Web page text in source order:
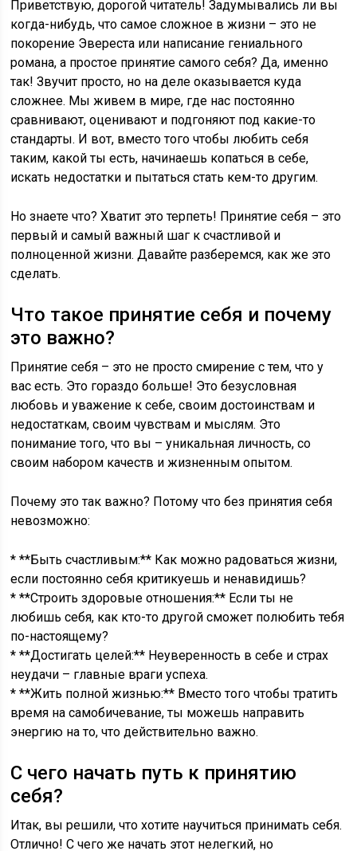
Приветствую, дорогой читатель! Задумывались ли вы
когда-нибудь, что самое сложное в жизни – это не
покорение Эвереста или написание гениального
романа, а простое принятие самого себя? Да, именно
так! Звучит просто, но на деле оказывается куда
сложнее. Мы живем в мире, где нас постоянно
сравнивают, оценивают и подгоняют под какие-то
стандарты. И вот, вместо того чтобы любить себя
таким, какой ты есть, начинаешь копаться в себе,
искать недостатки и пытаться стать кем-то другим.
Но знаете что? Хватит это терпеть! Принятие себя – это
первый и самый важный шаг к счастливой и
полноценной жизни. Давайте разберемся, как же это
сделать.
Что такое принятие себя и почему
это важно?
Принятие себя – это не просто смирение с тем, что у
вас есть. Это гораздо больше! Это безусловная
любовь и уважение к себе, своим достоинствам и
недостаткам, своим чувствам и мыслям. Это
понимание того, что вы – уникальная личность, со
своим набором качеств и жизненным опытом.
Почему это так важно? Потому что без принятия себя
невозможно:
* **Быть счастливым:** Как можно радоваться жизни,
если постоянно себя критикуешь и ненавидишь?
* **Строить здоровые отношения:** Если ты не
любишь себя, как кто-то другой сможет полюбить тебя
по-настоящему?
* **Достигать целей:** Неуверенность в себе и страх
неудачи – главные враги успеха.
* **Жить полной жизнью:** Вместо того чтобы тратить
время на самобичевание, ты можешь направить
энергию на то, что действительно важно.
С чего начать путь к принятию
себя?
Итак, вы решили, что хотите научиться принимать себя.
Отлично! С чего же начать этот нелегкий, но